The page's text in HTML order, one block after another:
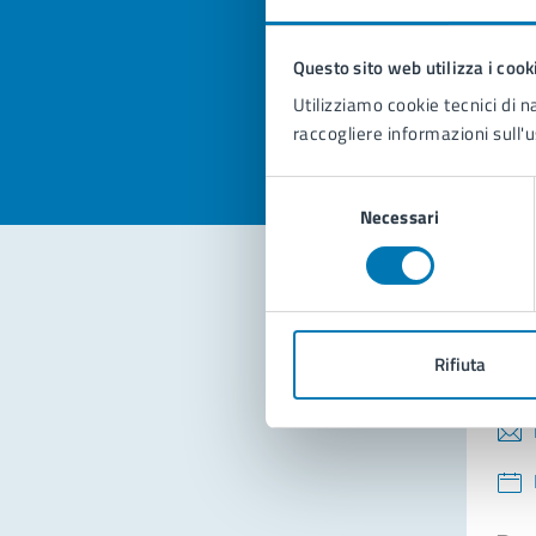
Questo sito web utilizza i
Utilizziamo cookie tecnici di
raccogliere informazioni
del
Necessari
Rifiuta
Valuta la